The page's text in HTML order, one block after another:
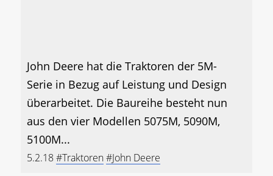
John Deere hat die Traktoren der 5M-
Serie in Bezug auf Leistung und Design
überarbeitet. Die Baureihe besteht nun
aus den vier Modellen 5075M, 5090M,
5100M...
5.2.18#Traktoren#John Deere